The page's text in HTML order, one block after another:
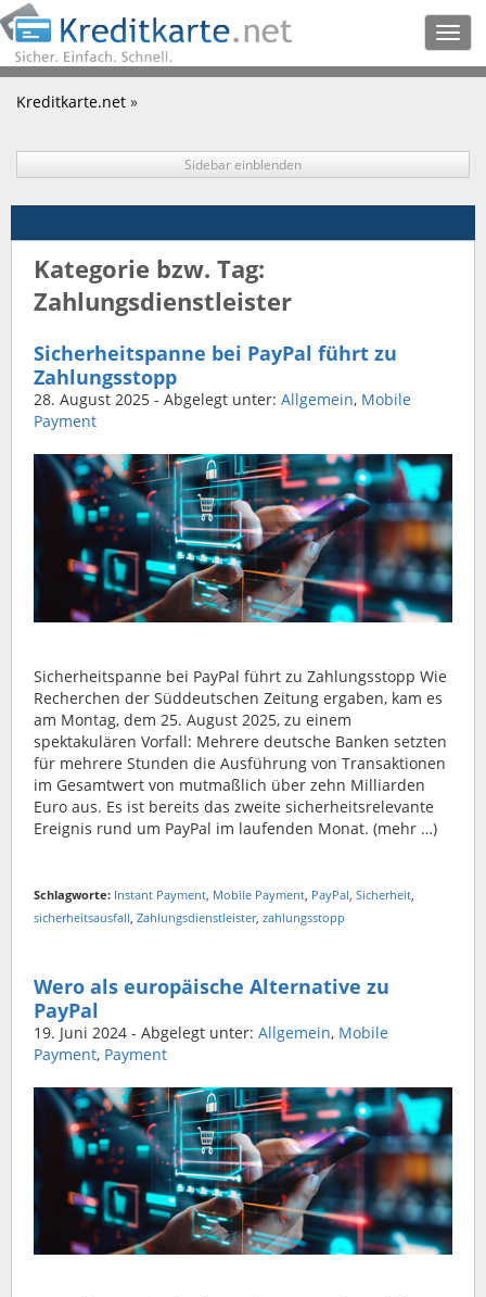
Kreditkarte.net »
Sidebar einblenden
Kategorie bzw. Tag:
Zahlungsdienstleister
Sicherheitspanne bei PayPal führt zu
Zahlungsstopp
28. August 2025 - Abgelegt unter: Allgemein, Mobile
Payment
Sicherheitspanne bei PayPal führt zu Zahlungsstopp Wie
Recherchen der Süddeutschen Zeitung ergaben, kam es
am Montag, dem 25. August 2025, zu einem
spektakulären Vorfall: Mehrere deutsche Banken setzten
für mehrere Stunden die Ausführung von Transaktionen
im Gesamtwert von mutmaßlich über zehn Milliarden
Euro aus. Es ist bereits das zweite sicherheitsrelevante
Ereignis rund um PayPal im laufenden Monat. (mehr …)
Schlagworte: Instant Payment Mobile Payment PayPal Sicherheit
sicherheitsausfall Zahlungsdienstleister, zahlungsstopp
Wero als europäische Alternative zu
PayPal
19. Juni 2024 - Abgelegt unter: Allgemein, Mobile
Payment, Payment